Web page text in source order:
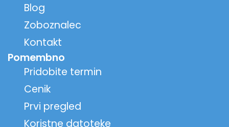
Blog
Zoboznalec
Kontakt
Pomembno
Pridobite termin
Cenik
Prvi pregled
Koristne datoteke